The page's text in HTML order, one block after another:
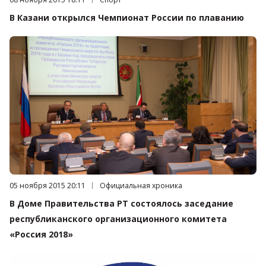
В Казани открылся Чемпионат России по плаванию
Дата публикации:
05 ноября 2015 20:11 Категория:
Официальная хроника
В Доме Правительства РТ состоялось заседание
республиканского организационного комитета
«Россия 2018»